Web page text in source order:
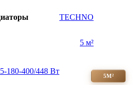
TECHNO
5 м²
5М²